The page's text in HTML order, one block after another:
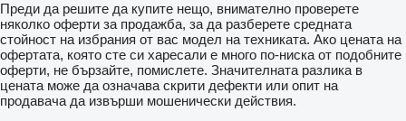
Преди да решите да купите нещо, внимателно проверете
няколко оферти за продажба, за да разберете средната
стойност на избрания от вас модел на техниката. Ако цената на
офертата, която сте си харесали е много по-ниска от подобните
оферти, не бързайте, помислете. Значителната разлика в
цената може да означава скрити дефекти или опит на
продавача да извърши мошенически действия.